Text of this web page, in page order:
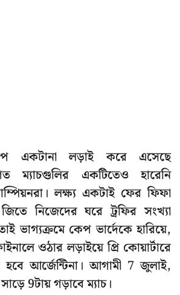
একটানা লড়াই করে এসেছে
ম্যাচগুলির একটিতেও হারেনি
লক্ষ্য একটাই ফের ফিফা
নিজেদের ঘরে ট্রফির সংখ্যা
ভাগ্যক্রমে কেপ ভার্দেকে হারিয়ে,
ওঠার লড়াইয়ে প্রি কোয়ার্টারে
আর্জেন্টিনা। আগামী 7 জুলাই,
9টায় গড়াবে ম্যাচ।